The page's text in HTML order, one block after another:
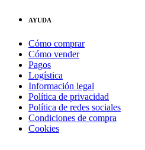
AYUDA
Cómo comprar
Cómo vender
Pagos
Logística
Información legal
Política de privacidad
Política de redes sociales
Condiciones de compra
Cookies